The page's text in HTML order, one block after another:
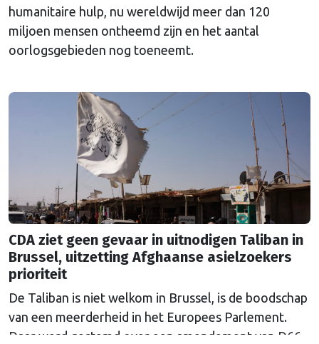
humanitaire hulp, nu wereldwijd meer dan 120
miljoen mensen ontheemd zijn en het aantal
oorlogsgebieden nog toeneemt.
CDA ziet geen gevaar in uitnodigen Taliban in
Brussel, uitzetting Afghaanse asielzoekers
prioriteit
De Taliban is niet welkom in Brussel, is de boodschap
van een meerderheid in het Europees Parlement.
Daar werd gestemd over een amendement van D66-